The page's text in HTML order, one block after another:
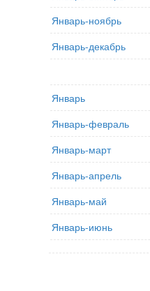
Январь-ноябрь
Январь-декабрь
Январь
Январь-февраль
Январь-март
Январь-апрель
Январь-май
Январь-июнь